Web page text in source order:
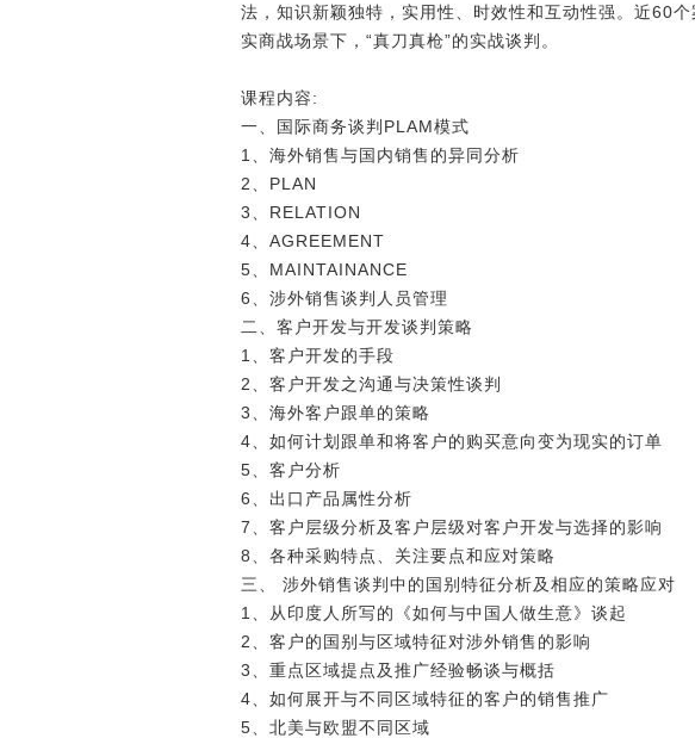
法，知识新颖独特，实用性、时效性和互动性强。近60
实商战场景下，“真刀真枪”的实战谈判。
课程内容:
一、国际商务谈判PLAM模式
1、海外销售与国内销售的异同分析
2、PLAN
3、RELATION
4、AGREEMENT
5、MAINTAINANCE
6、涉外销售谈判人员管理
二、客户开发与开发谈判策略
1、客户开发的手段
2、客户开发之沟通与决策性谈判
3、海外客户跟单的策略
4、如何计划跟单和将客户的购买意向变为现实的订单
5、客户分析
6、出口产品属性分析
7、客户层级分析及客户层级对客户开发与选择的影响
8、各种采购特点、关注要点和应对策略
三、 涉外销售谈判中的国别特征分析及相应的策略应对
1、从印度人所写的《如何与中国人做生意》谈起
2、客户的国别与区域特征对涉外销售的影响
3、重点区域提点及推广经验畅谈与概括
4、如何展开与不同区域特征的客户的销售推广
5、北美与欧盟不同区域